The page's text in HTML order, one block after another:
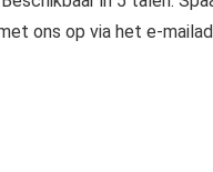
ons op via het e-